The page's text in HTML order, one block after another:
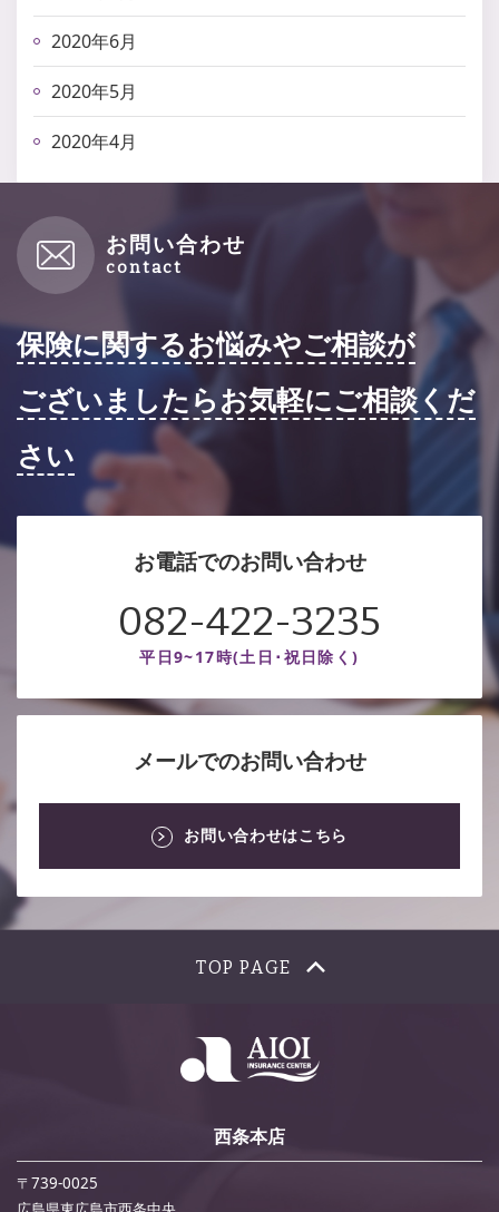
2020年6月
2020年5月
2020年4月
お問い合わせ
保険に関するお悩みやご相談が
ございましたらお気軽にご相談くだ
さい
お電話でのお問い合わせ
082-422-3235
平日9~17時(土日･祝日除く)
メールでのお問い合わせ
お問い合わせはこちら
TOP PAGE
西条本店
〒739-0025